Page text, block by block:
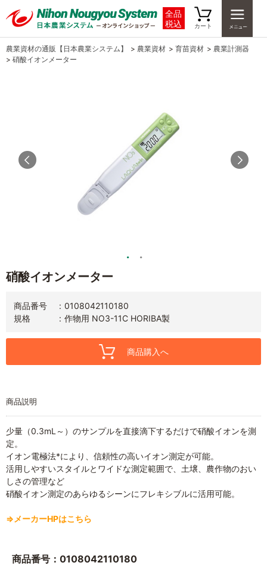
全品
税込
カート
農業資材の通販【日本農業システム】 > 農業資材 > 育苗資材 > 農業計測器
> 硝酸イオンメーター
硝酸イオンメーター
商品番号
0108042110180
規格
作物用 NO3-11C HORIBA製
商品購入へ
商品説明
少量（0.3mL～）のサンプルを直接滴下するだけで硝酸イオンを測
定。
イオン電極法*により、信頼性の高いイオン測定が可能。
活用しやすいスタイルとワイドな測定範囲で、土壌、農作物のおい
しさの管理など
硝酸イオン測定のあらゆるシーンにフレキシブルに活用可能。
⇒メーカーHPはこちら
商品番号：0108042110180